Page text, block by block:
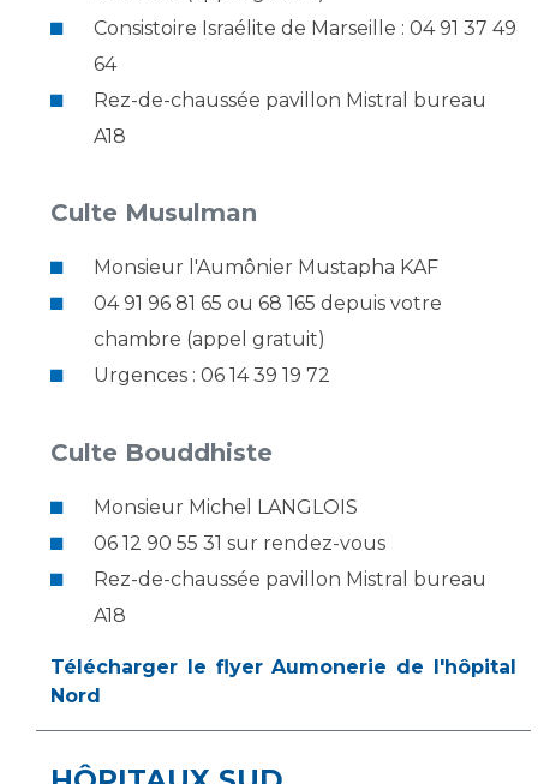
Consistoire Israélite de Marseille : 04 91 37 49
64
Rez-de-chaussée pavillon Mistral bureau
A18
Culte Musulman
Monsieur l'Aumônier Mustapha KAF
04 91 96 81 65 ou 68 165 depuis votre
chambre (appel gratuit)
Urgences : 06 14 39 19 72
Culte Bouddhiste
Monsieur Michel LANGLOIS
06 12 90 55 31 sur rendez-vous
Rez-de-chaussée pavillon Mistral bureau
A18
Télécharger le flyer Aumonerie de l'hôpital
Nord